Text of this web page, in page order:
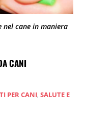
nel cane in maniera
CANI
PER CANI,SALUTE E